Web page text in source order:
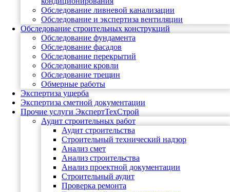
Обследование ливневой канализации
Обследование и экспертиза вентиляции
Обследование строительных конструкций
Обследование фундамента
Обследование фасадов
Обследование перекрытий
Обследование кровли
Обследование трещин
Обмерные работы
Экспертиза ущерба
Экспертиза сметной документации
Прочие услуги ЭкспертТехСтрой
Аудит строительных работ
Аудит строительства
Строительный технический надзор
Анализ смет
Анализ строительства
Анализ проектной документации
Строительный аудит
Проверка ремонта